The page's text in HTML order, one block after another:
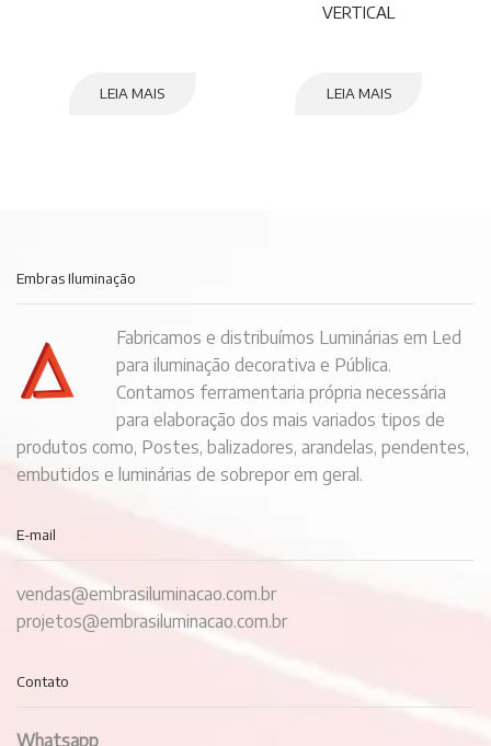
LEIA MAIS
VERTICAL
LEIA MAIS
Embras Iluminação
Fabricamos e distribuímos Luminárias em Led
para iluminação decorativa e Pública.
Contamos ferramentaria própria necessária
para elaboração dos mais variados tipos de
produtos como, Postes, balizadores, arandelas, pendentes,
embutidos e luminárias de sobrepor em geral.
E-mail
vendas@embrasiluminacao.com.br
projetos@embrasiluminacao.com.br
Contato
Whatsapp